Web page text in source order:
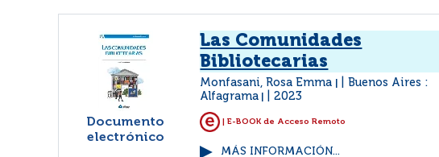
Documento
electrónico
Las Comunidades
Bibliotecarias
Monfasani, Rosa Emma
Buenos Aires :
Alfagrama
2023
| E-BOOK de Acceso Remoto
MÁS INFORMACIÓN...